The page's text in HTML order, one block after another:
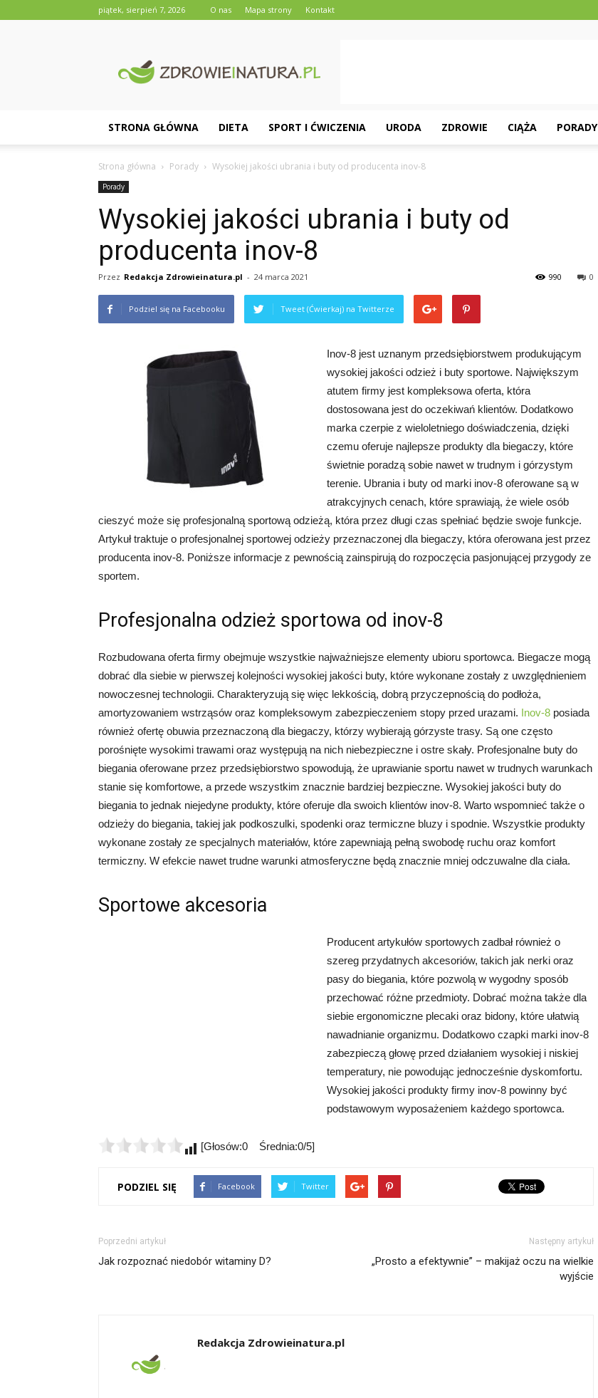
piątek, sierpień 7, 2026 O nas Mapa strony Kontakt
STRONA GŁÓWNA DIETA SPORT I ĆWICZENIA URODA ZDROWIE CIĄŻA PORADY
Strona główna Porady Wysokiej jakości ubrania i buty od producenta inov-8
Porady
Wysokiej jakości ubrania i buty od
producenta inov-8
Przez Redakcja Zdrowieinatura.pl - 24 marca 2021 0
990
Podziel się na Facebooku Tweet (Ćwierkaj) na Twitterze
Inov-8 jest uznanym przedsiębiorstwem produkującym
wysokiej jakości odzież i buty sportowe. Największym
atutem firmy jest kompleksowa oferta, która
dostosowana jest do oczekiwań klientów. Dodatkowo
marka czerpie z wieloletniego doświadczenia, dzięki
czemu oferuje najlepsze produkty dla biegaczy, które
świetnie poradzą sobie nawet w trudnym i górzystym
terenie. Ubrania i buty od marki inov-8 oferowane są w
atrakcyjnych cenach, które sprawiają, że wiele osób
cieszyć może się profesjonalną sportową odzieżą, która przez długi czas spełniać będzie swoje funkcje.
Artykuł traktuje o profesjonalnej sportowej odzieży przeznaczonej dla biegaczy, która oferowana jest przez
producenta inov-8. Poniższe informacje z pewnością zainspirują do rozpoczęcia pasjonującej przygody ze
sportem.
Profesjonalna odzież sportowa od inov-8
Rozbudowana oferta firmy obejmuje wszystkie najważniejsze elementy ubioru sportowca. Biegacze mogą
dobrać dla siebie w pierwszej kolejności wysokiej jakości buty, które wykonane zostały z uwzględnieniem
nowoczesnej technologii. Charakteryzują się więc lekkością, dobrą przyczepnością do podłoża,
amortyzowaniem wstrząsów oraz kompleksowym zabezpieczeniem stopy przed urazami. Inov-8 posiada
również ofertę obuwia przeznaczoną dla biegaczy, którzy wybierają górzyste trasy. Są one często
porośnięte wysokimi trawami oraz występują na nich niebezpieczne i ostre skały. Profesjonalne buty do
biegania oferowane przez przedsiębiorstwo spowodują, że uprawianie sportu nawet w trudnych warunkach
stanie się komfortowe, a przede wszystkim znacznie bardziej bezpieczne. Wysokiej jakości buty do
biegania to jednak niejedyne produkty, które oferuje dla swoich klientów inov-8. Warto wspomnieć także o
odzieży do biegania, takiej jak podkoszulki, spodenki oraz termiczne bluzy i spodnie. Wszystkie produkty
wykonane zostały ze specjalnych materiałów, które zapewniają pełną swobodę ruchu oraz komfort
termiczny. W efekcie nawet trudne warunki atmosferyczne będą znacznie mniej odczuwalne dla ciała.
Sportowe akcesoria
Producent artykułów sportowych zadbał również o
szereg przydatnych akcesoriów, takich jak nerki oraz
pasy do biegania, które pozwolą w wygodny sposób
przechować różne przedmioty. Dobrać można także dla
siebie ergonomiczne plecaki oraz bidony, które ułatwią
nawadnianie organizmu. Dodatkowo czapki marki inov-8
zabezpieczą głowę przed działaniem wysokiej i niskiej
temperatury, nie powodując jednocześnie dyskomfortu.
Wysokiej jakości produkty firmy inov-8 powinny być
podstawowym wyposażeniem każdego sportowca.
[Głosów:0 Średnia:0/5]
PODZIEL SIĘ Facebook Twitter
Poprzedni artykuł
Jak rozpoznać niedobór witaminy D?
Następny artykuł
„Prosto a efektywnie” – makijaż oczu na wielkie
wyjście
Redakcja Zdrowieinatura.pl